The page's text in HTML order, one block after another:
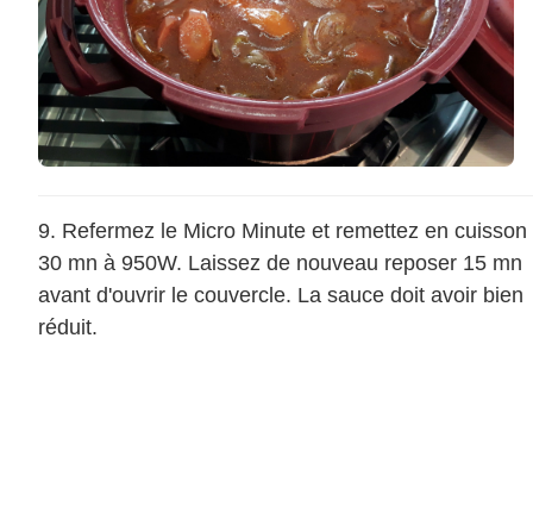
Refermez le Micro Minute et remettez en cuisson
30 mn à 950W. Laissez de nouveau reposer 15 mn
avant d'ouvrir le couvercle. La sauce doit avoir bien
réduit.